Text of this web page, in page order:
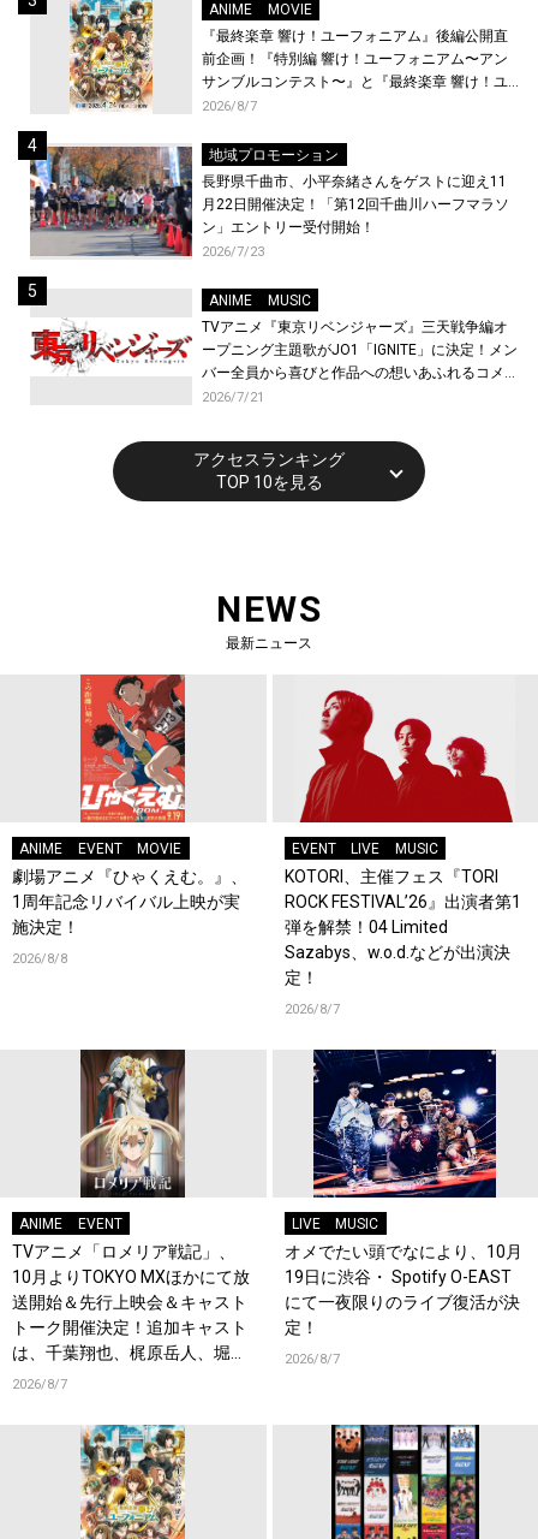
ANIME
MOVIE
『最終楽章 響け！ユーフォニアム』後編公開直
前企画！『特別編 響け！ユーフォニアム〜アン
サンブルコンテスト〜』と『最終楽章 響け！ユ
ーフォニアム』前編の一挙上映が決定！
2026/8/7
地域プロモーション
長野県千曲市、小平奈緒さんをゲストに迎え11
月22日開催決定！「第12回千曲川ハーフマラソ
ン」エントリー受付開始！
2026/7/23
ANIME
MUSIC
TVアニメ『東京リベンジャーズ』三天戦争編オ
ープニング主題歌がJO1「IGNITE」に決定！メン
バー全員から喜びと作品への想いあふれるコメン
トが到着！9月に東京・大阪で先行上映会を開
2026/7/21
アクセスランキング
TOP 10を見る
NEWS
最新ニュース
ANIME EVENT MOVIE
劇場アニメ『ひゃくえむ。』、
1周年記念リバイバル上映が実
施決定！
2026/8/8
EVENT LIVE MUSIC
KOTORI、主催フェス『TORI
ROCK FESTIVAL’26』出演者第1
弾を解禁！04 Limited
Sazabys、w.o.d.などが出演決
定！
2026/8/7
ANIME EVENT
TVアニメ「ロメリア戦記」、
10月よりTOKYO MXほかにて放
送開始＆先行上映会＆キャスト
トーク開催決定！追加キャスト
は、千葉翔也、梶原岳人、堀江
瞬、綿貫竜之介！PV第1弾公
2026/8/7
LIVE MUSIC
オメでたい頭でなにより、10月
19日に渋谷・ Spotify O-EAST
にて一夜限りのライブ復活が決
定！
2026/8/7